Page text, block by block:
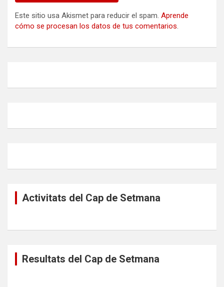
Este sitio usa Akismet para reducir el spam. Aprende
cómo se procesan los datos de tus comentarios.
Activitats del Cap de Setmana
Resultats del Cap de Setmana